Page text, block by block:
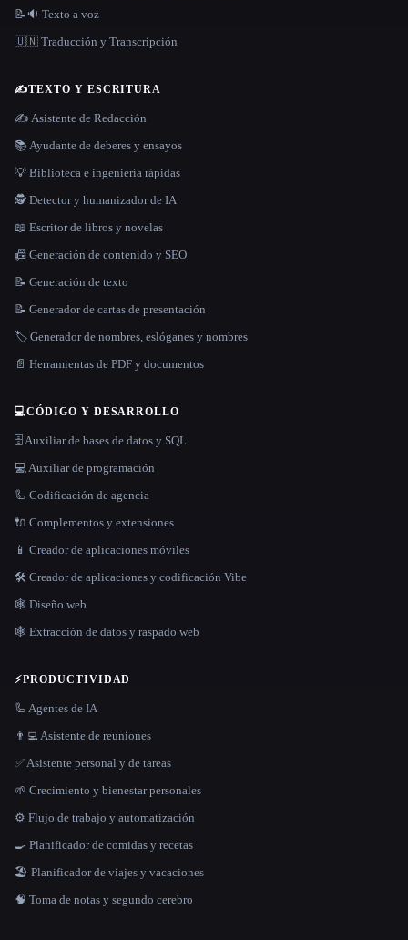
📝🔉 Texto a voz
🇺🇳 Traducción y Transcripción
✍️TEXTO Y ESCRITURA
✍️ Asistente de Redacción
📚 Ayudante de deberes y ensayos
💡 Biblioteca e ingeniería rápidas
🕵️ Detector y humanizador de IA
📖 Escritor de libros y novelas
📠 Generación de contenido y SEO
📝 Generación de texto
📝 Generador de cartas de presentación
🏷️ Generador de nombres, eslóganes y nombres
📄 Herramientas de PDF y documentos
💻CÓDIGO Y DESARROLLO
🗄️ Auxiliar de bases de datos y SQL
💻 Auxiliar de programación
🦾 Codificación de agencia
🔌 Complementos y extensiones
📱 Creador de aplicaciones móviles
🛠️ Creador de aplicaciones y codificación Vibe
🕸 Diseño web
🕸️ Extracción de datos y raspado web
⚡PRODUCTIVIDAD
🦾 Agentes de IA
👨‍💻 Asistente de reuniones
✅ Asistente personal y de tareas
🌱 Crecimiento y bienestar personales
⚙️ Flujo de trabajo y automatización
🍳 Planificador de comidas y recetas
🏖 Planificador de viajes y vacaciones
🧠 Toma de notas y segundo cerebro